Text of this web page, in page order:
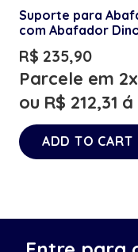
Suporte para
com Abafador
R$ 235,90
Parcele em
ou R$ 212,31 á
ADD TO CART